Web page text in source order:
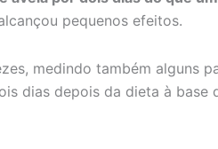
pequenos efeitos.
medindo também alguns
dias depois da dieta à